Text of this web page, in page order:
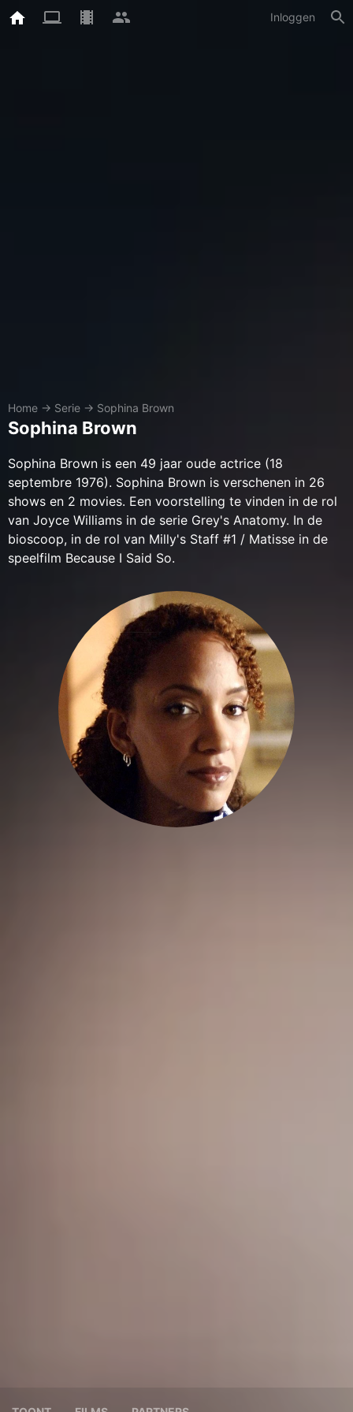
Inloggen
Home → Serie → Sophina Brown
Sophina Brown
Sophina Brown is een 49 jaar oude actrice (18
septembre 1976). Sophina Brown is verschenen in 26
shows en 2 movies. Een voorstelling te vinden in de rol
van Joyce Williams in de serie Grey's Anatomy. In de
bioscoop, in de rol van Milly's Staff #1 / Matisse in de
speelfilm Because I Said So.